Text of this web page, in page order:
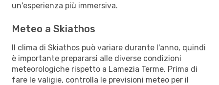
un'esperienza più immersiva.
Meteo a Skiathos
Il clima di Skiathos può variare durante l'anno, quindi
è importante prepararsi alle diverse condizioni
meteorologiche rispetto a Lamezia Terme. Prima di
fare le valigie, controlla le previsioni meteo per il